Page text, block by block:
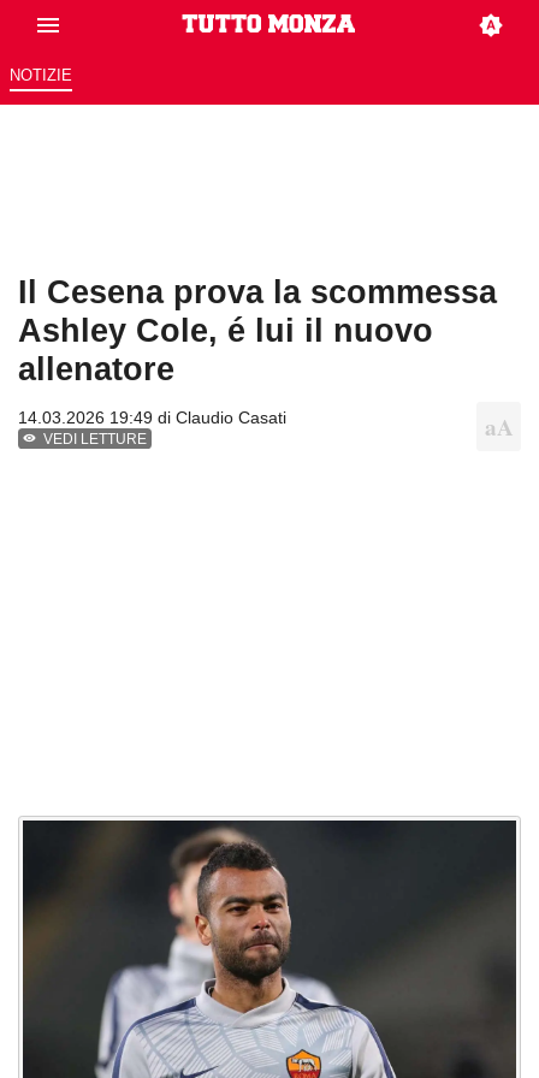
NOTIZIE
Il Cesena prova la scommessa
Ashley Cole, é lui il nuovo
allenatore
14.03.2026 19:49 di Claudio Casati
VEDI LETTURE